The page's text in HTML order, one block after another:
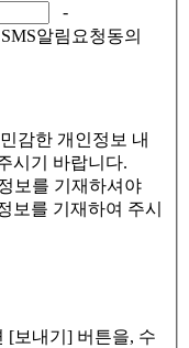
-
SMS알림요청동의
감한 개인정보 내
시기 바랍니다.
보를 기재하셔야
보를 기재하여 주시
[보내기] 버튼을, 수